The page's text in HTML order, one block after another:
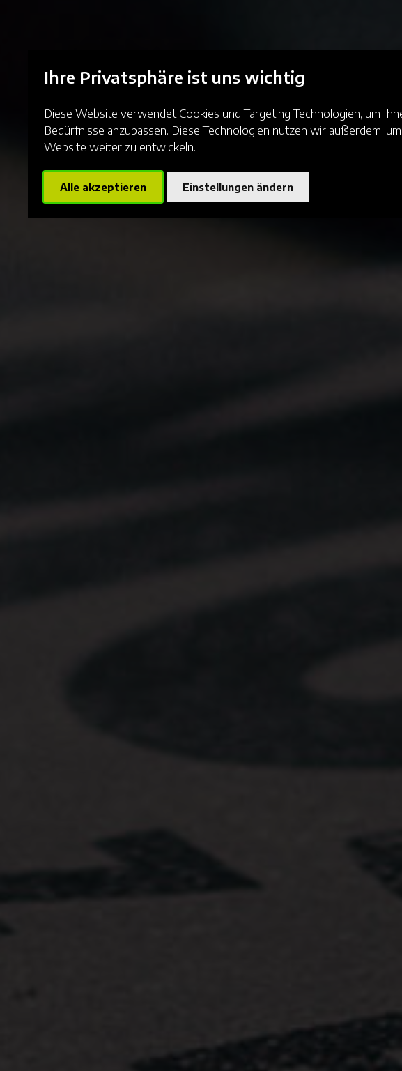
Ihre Privatsphäre ist uns wichtig
Diese Website verwendet Cookies und Targeting Technologien, um
Bedürfnisse anzupassen. Diese Technologien nutzen wir außerdem,
Website weiter zu entwickeln.
Alle akzeptieren Einstellungen ändern